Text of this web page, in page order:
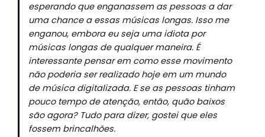
esperando que enganassem as pessoas a dar
uma chance a essas músicas longas. Isso me
enganou, embora eu seja uma idiota por
músicas longas de qualquer maneira. É
interessante pensar em como esse movimento
não poderia ser realizado hoje em um mundo
de música digitalizada. E se as pessoas tinham
pouco tempo de atenção, então, quão baixos
são agora? Tudo para dizer, gostei que eles
fossem brincalhões.